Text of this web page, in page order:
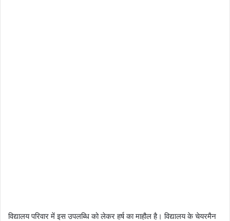
विद्यालय परिवार में इस उपलब्धि को लेकर हर्ष का माहौल है। विद्यालय के चेयरमैन